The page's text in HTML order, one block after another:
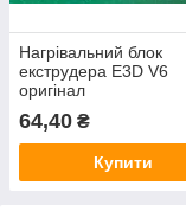
Нагрівальний блок
екструдера E3D V6
оригінал
64,40 ₴
Купити